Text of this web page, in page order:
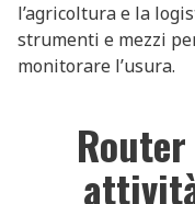
l’agricoltura e la
strumenti e mezzi
monitorare l’usura.